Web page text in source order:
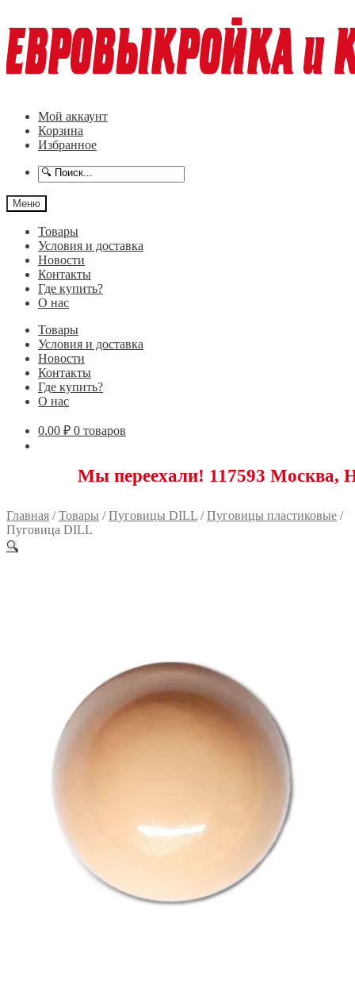
к
навигации
к
содержимому
Мой аккаунт
Корзина
Избранное
Меню
Товары
Условия и доставка
Новости
Контакты
Где купить?
О нас
Товары
Условия и доставка
Новости
Контакты
Где купить?
О нас
0.00 ₽ 0 товаров
Мы переехали! 117593 Москва,
Главная /Товары /Пуговицы DILL /Пуговицы пластиковые /
Пуговица DILL
🔍